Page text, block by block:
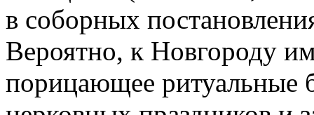
в соборных
Вероятно, к Новгороду
порицающее ритуальные